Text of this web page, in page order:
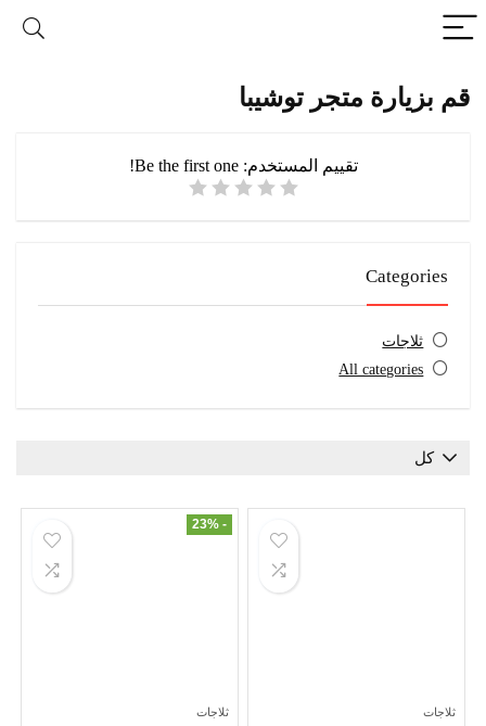
قم بزيارة متجر توشيبا
تقييم المستخدم:Be the first one!
Categories
ثلاجات
All categories
كل
ثلاجات
- 23%
ثلاجات